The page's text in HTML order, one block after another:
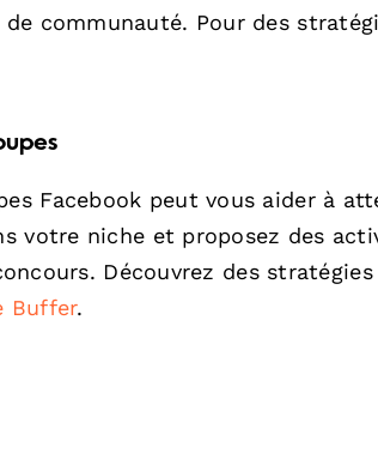
communauté. Pour des
Facebook peut vous aider à
votre niche et proposez des
Découvrez des stratégies
Buffer.